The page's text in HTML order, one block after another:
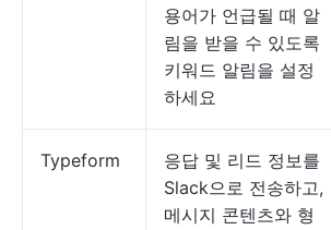
용어가 언급될 때 알
림을 받을 수 있도록
키워드 알림을 설정
하세요
Typeform
응답 및 리드 정보를
Slack으로 전송하고,
메시지 콘텐츠와 형